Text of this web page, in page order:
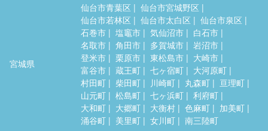
宮城県
仙台市青葉区
仙台市宮城野区
仙台市若林区
仙台市太白区
仙台市泉区
石巻市
塩竈市 気仙沼市
白石市
名取市
角田市 多賀城市
岩沼市
登米市
栗原市 東松島市
大崎市
富谷市
蔵王町 七ヶ宿町
大河原町
村田町
柴田町 川崎町 丸森町
亘理町
山元町
松島町 七ヶ浜町
利府町
大和町
大郷町 大衡村 色麻町
加美町
涌谷町
美里町 女川町 南三陸町